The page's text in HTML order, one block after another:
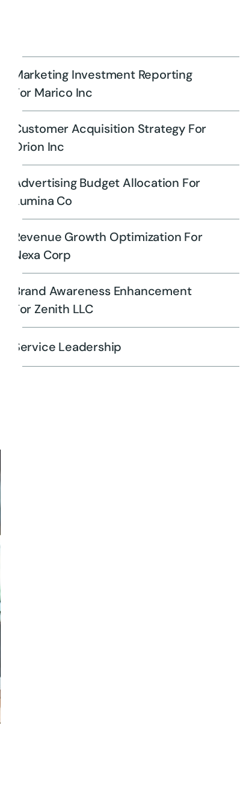
Marketing Investment Reporting
For Marico Inc
Customer Acquisition Strategy For
Orion Inc
Advertising Budget Allocation For
Lumina Co
Revenue Growth Optimization For
Nexa Corp
Brand Awareness Enhancement
For Zenith LLC
Service Leadership